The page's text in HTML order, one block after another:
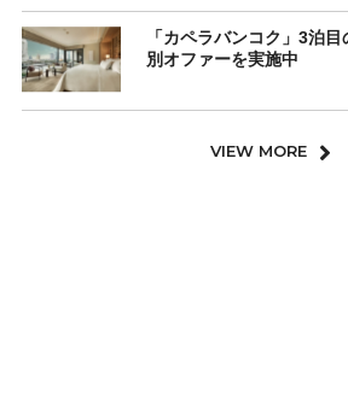
「カペラバンコク」3泊
別オファーを実施中
VIEW MORE